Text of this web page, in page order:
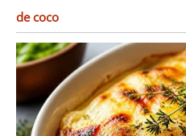
de coco